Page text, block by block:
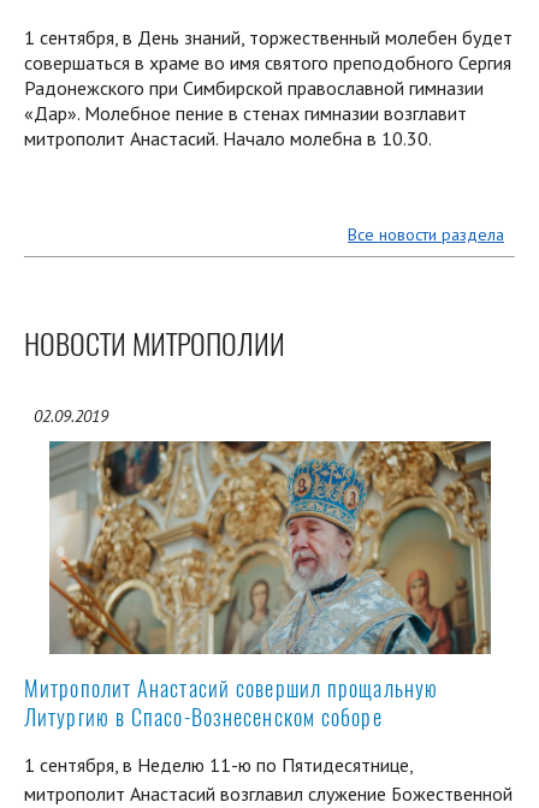
1 сентября, в День знаний, торжественный молебен будет
совершаться в храме во имя святого преподобного Сергия
Радонежского при Симбирской православной гимназии
«Дар». Молебное пение в стенах гимназии возглавит
митрополит Анастасий. Начало молебна в 10.30.
Все новости раздела
НОВОСТИ МИТРОПОЛИИ
02.09.2019
Митрополит Анастасий совершил прощальную
Литургию в Спасо-Вознесенском соборе
1 сентября, в Неделю 11-ю по Пятидесятнице,
митрополит Анастасий возглавил служение Божественной